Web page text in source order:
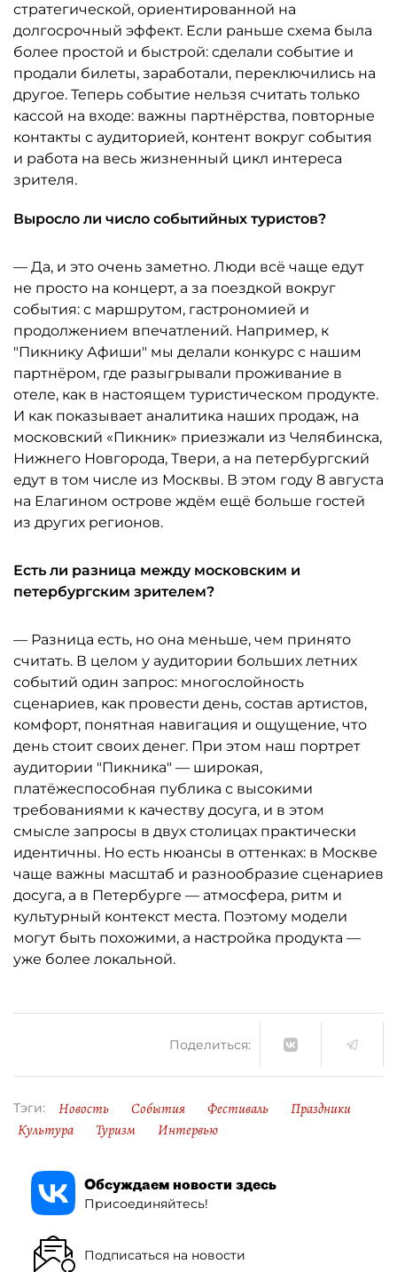
стратегической, ориентированной на
долгосрочный эффект. Если раньше схема была
более простой и быстрой: сделали событие и
продали билеты, заработали, переключились на
другое. Теперь событие нельзя считать только
кассой на входе: важны партнёрства, повторные
контакты с аудиторией, контент вокруг события
и работа на весь жизненный цикл интереса
зрителя.
Выросло ли число событийных туристов?
— Да, и это очень заметно. Люди всё чаще едут
не просто на концерт, а за поездкой вокруг
события: с маршрутом, гастрономией и
продолжением впечатлений. Например, к
"Пикнику Афиши" мы делали конкурс с нашим
партнёром, где разыгрывали проживание в
отеле, как в настоящем туристическом продукте.
И как показывает аналитика наших продаж, на
московский «Пикник» приезжали из Челябинска,
Нижнего Новгорода, Твери, а на петербургский
едут в том числе из Москвы. В этом году 8 августа
на Елагином острове ждём ещё больше гостей
из других регионов.
Есть ли разница между московским и
петербургским зрителем?
— Разница есть, но она меньше, чем принято
считать. В целом у аудитории больших летних
событий один запрос: многослойность
сценариев, как провести день, состав артистов,
комфорт, понятная навигация и ощущение, что
день стоит своих денег. При этом наш портрет
аудитории "Пикника" — широкая,
платёжеспособная публика с высокими
требованиями к качеству досуга, и в этом
смысле запросы в двух столицах практически
идентичны. Но есть нюансы в оттенках: в Москве
чаще важны масштаб и разнообразие сценариев
досуга, а в Петербурге — атмосфера, ритм и
культурный контекст места. Поэтому модели
могут быть похожими, а настройка продукта —
уже более локальной.
Поделиться:
Тэги: Новость События Фестиваль
Праздники
Культура
Туризм Интервью
Обсуждаем новости здесь
Присоединяйтесь!
Подписаться на новости